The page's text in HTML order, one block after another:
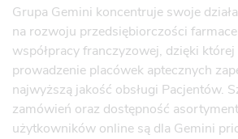
Grupa Gemini koncentruje swoje
na rozwoju przedsiębiorczości
współpracy franczyzowej, dzięki
prowadzenie placówek aptecznych
najwyższą jakość obsługi Pacjentów.
zamówień oraz dostępność
użytkowników online są dla Gemini